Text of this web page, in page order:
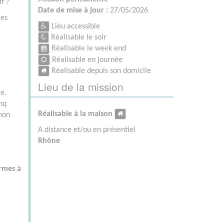
?
à
Date de mise à jour : 27/05/2026
Lieu accessible
Réalisable le soir
Réalisable le week end
Réalisable en journée
Réalisable depuis son domicile
Lieu de la mission
Réalisable à la maison
A distance et/ou en présentiel
Rhône